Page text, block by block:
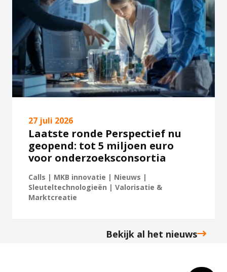
27 juli 2026
Laatste ronde Perspectief nu
geopend: tot 5 miljoen euro
voor onderzoeksconsortia
Calls | MKB innovatie | Nieuws |
Sleuteltechnologieën | Valorisatie &
Marktcreatie
Bekijk al het nieuws